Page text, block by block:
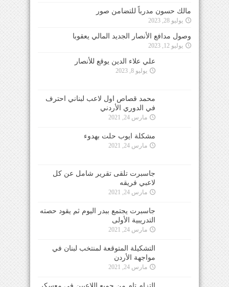
مالك حسون مدرباً للتضامن صور
يوليو 28, 2023
وصول مدافع الأنصار الجديد المالي يعقوبا
يوليو 12, 2023
علي علاء الدين يوقع للأنصار
يوليو 8, 2023
محمد قصاص اول لاعب لبناني احترف
في الدوري الأردني
مارس 24, 2021
مشكلة ايوب حلت بهدوء
مارس 24, 2021
جاسبرت تلقى تقرير شامل عن كل
لاعبي فريقه
مارس 24, 2021
جاسبرت يجتمع ببدر اليوم ثم يقود حصته
التدريبية الأولى
مارس 24, 2021
التشكيلة المتوقعة لمنتخب لبنان في
مواجهة الأردن
مارس 24, 2021